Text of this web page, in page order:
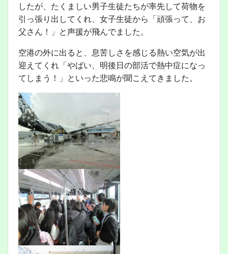
したが、たくましい男子生徒たちが率先して荷物を
引っ張り出してくれ、女子生徒から「頑張って、お
父さん！」と声援が飛んでました。
空港の外に出ると、息苦しさを感じる熱い空気が出
迎えてくれ「やばい、明後日の部活で熱中症になっ
てしまう！」といった悲鳴が聞こえてきました。